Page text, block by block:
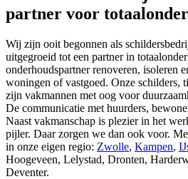
partner voor
Wij zijn ooit begonnen als
uitgegroeid tot een partner in
onderhoudspartner renoveren, isoleren
woningen of vastgoed. Onze schilders,
zijn vakmannen met oog voor
De communicatie met huurders,
Naast vakmanschap is plezier in het
pijler. Daar zorgen we dan ook voor.
in onze eigen regio: Zwolle, Kampen,
Hoogeveen, Lelystad, Dronten,
Deventer.